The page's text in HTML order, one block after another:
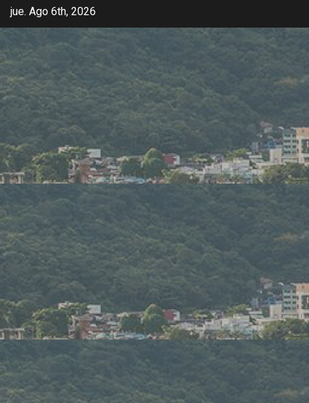
jue. Ago 6th, 2026